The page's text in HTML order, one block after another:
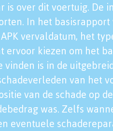
is over dit voertuig. De
In het basisrapport
vervaldatum, het
ervoor kiezen om het
is in de
van het
van de schade op
was. Zelfs
eventuele